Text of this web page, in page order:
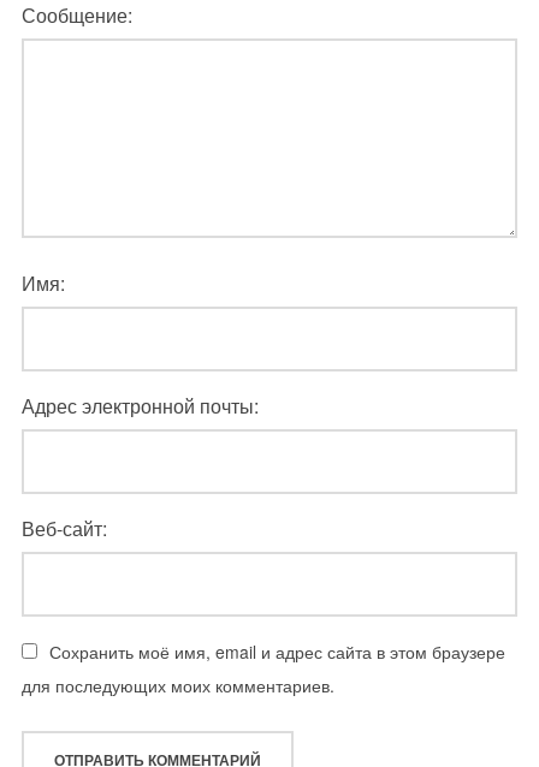
Сообщение:
Имя:
Адрес электронной почты:
Веб-сайт:
Сохранить моё имя, email и адрес сайта в этом браузере
для последующих моих комментариев.